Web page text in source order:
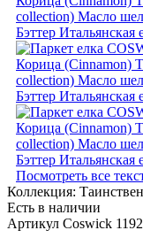
Посмотреть все
Коллекция:
Есть в наличии
Артикул Coswick